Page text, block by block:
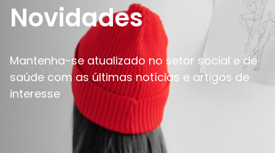
Novidades
Mantenha-se atualizado no setor social e de
saúde com as últimas notícias e artigos de
interesse